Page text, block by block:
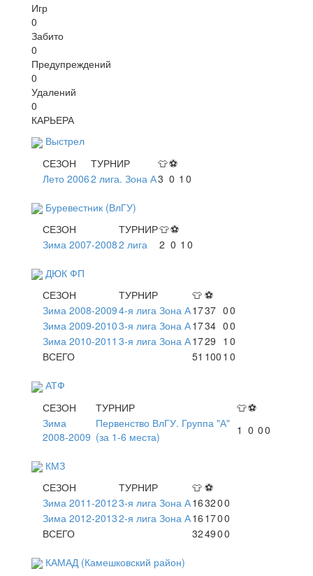
Игр
0
Забито
0
Предупреждений
0
Удалений
0
КАРЬЕРА
Выстрел
СЕЗОН
ТУРНИР 👕⚽
Лето 20062 лига. Зона А3 0 1 0
Буревестник (ВлГУ)
СЕЗОН
ТУРНИР👕⚽
Зима 2007-20082 лига 2 0 1 0
ДЮК ФП
СЕЗОН
ТУРНИР 👕 ⚽
Зима 2008-20094-я лига Зона А1737 00
Зима 2009-20103-я лига Зона А1734 00
Зима 2010-2011 3-я лига Зона А1729 1 0
ВСЕГО
51 100 1 0
АТФ
СЕЗОН
ТУРНИР 👕⚽
Зима
2008-2009
Первенство ВлГУ. Группа "А"
(за 1-6 места)
1 0 00
КМЗ
СЕЗОН
ТУРНИР 👕 ⚽
Зима 2011-20123-я лига Зона А163200
Зима 2012-20132-я лига Зона А16 1700
ВСЕГО
324900
КАМАД (Камешковский район)